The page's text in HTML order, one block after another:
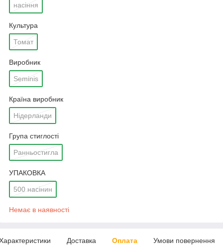
насіння
Культура
Томат
Виробник
Seminis
Країна виробник
Нідерланди
Група стиглості
Ранньостигла
УПАКОВКА
500 насінин
Немає в наявності
Доставка Оплата Умови повернення